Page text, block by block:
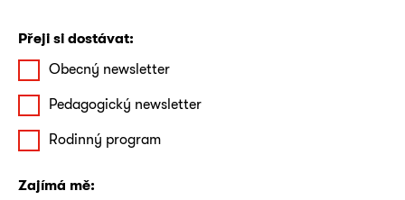
Přeji si dostávat:
Obecný newsletter
Pedagogický newsletter
Rodinný program
Zajímá mě: